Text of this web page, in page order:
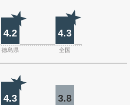
4.2 4.3
徳島県 全国
4.3 3.8